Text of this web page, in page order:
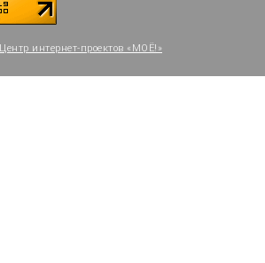
Центр интернет-проектов «МОЁ!»